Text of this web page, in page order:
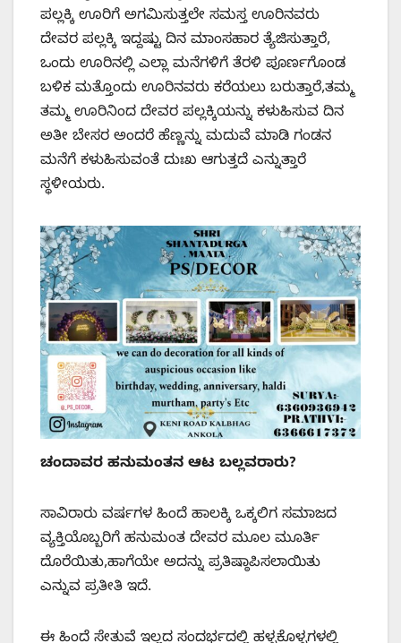
ಪಲ್ಲಕ್ಕಿ ಊರಿಗೆ ಅಗಮಿಸುತ್ತಲೇ ಸಮಸ್ತ ಊರಿನವರು
ದೇವರ ಪಲ್ಲಕ್ಕಿ ಇದ್ದಷ್ಟು ದಿನ ಮಾಂಸಹಾರ ತ್ಯೆಜಿಸುತ್ತಾರೆ,
ಒಂದು ಊರಿನಲ್ಲಿ ಎಲ್ಲಾ ಮನೆಗಳಿಗೆ ತೆರಳಿ ಪೂರ್ಣಗೊಂಡ
ಬಳಿಕ ಮತ್ತೊಂದು ಊರಿನವರು ಕರೆಯಲು ಬರುತ್ತಾರೆ,ತಮ್ಮ
ತಮ್ಮ ಊರಿನಿಂದ ದೇವರ ಪಲ್ಲಕ್ಕಿಯನ್ನು ಕಳುಹಿಸುವ ದಿನ
ಅತೀ ಬೇಸರ ಅಂದರೆ ಹೆಣ್ಣನ್ನು ಮದುವೆ ಮಾಡಿ ಗಂಡನ
ಮನೆಗೆ ಕಳುಹಿಸುವಂತೆ ದುಃಖ ಆಗುತ್ತದೆ ಎನ್ನುತ್ತಾರೆ
ಸ್ಥಳೀಯರು.
ಚಂದಾವರ ಹನುಮಂತನ ಆಟ ಬಲ್ಲವರಾರು?
ಸಾವಿರಾರು ವರ್ಷಗಳ ಹಿಂದೆ ಹಾಲಕ್ಕಿ ಒಕ್ಕಲಿಗ ಸಮಾಜದ
ವ್ಯಕ್ತಿಯೊಬ್ಬರಿಗೆ ಹನುಮಂತ ದೇವರ ಮೂಲ ಮೂರ್ತಿ
ದೊರೆಯಿತು,ಹಾಗೆಯೇ ಅದನ್ನು ಪ್ರತಿಷ್ಠಾಪಿಸಲಾಯಿತು
ಎನ್ನುವ ಪ್ರತೀತಿ ಇದೆ.